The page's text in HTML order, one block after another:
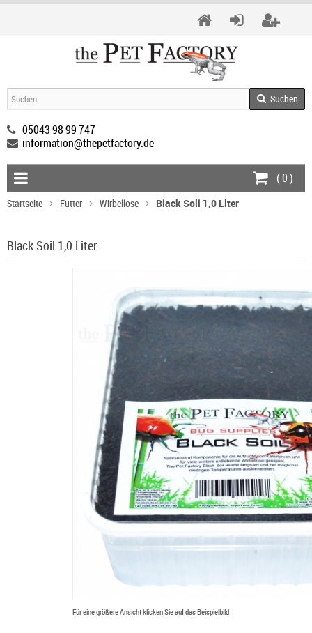
Suchen
05043 98 99 747
information@thepetfactory.de
(0)
Startseite Futter Wirbellose Black Soil 1,0 Liter
Black Soil 1,0 Liter
Für eine größere Ansicht klicken Sie auf das Beispielbild